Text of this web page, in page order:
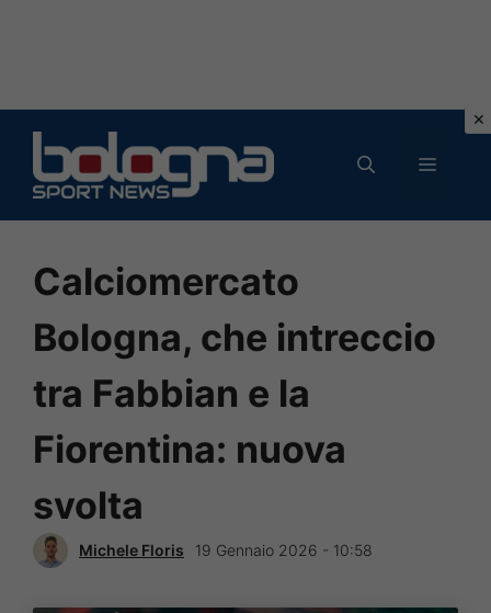
contenuto
MENU
Calciomercato
Bologna, che intreccio
tra Fabbian e la
Fiorentina: nuova
svolta
Michele Floris 19 Gennaio 2026 - 10:58